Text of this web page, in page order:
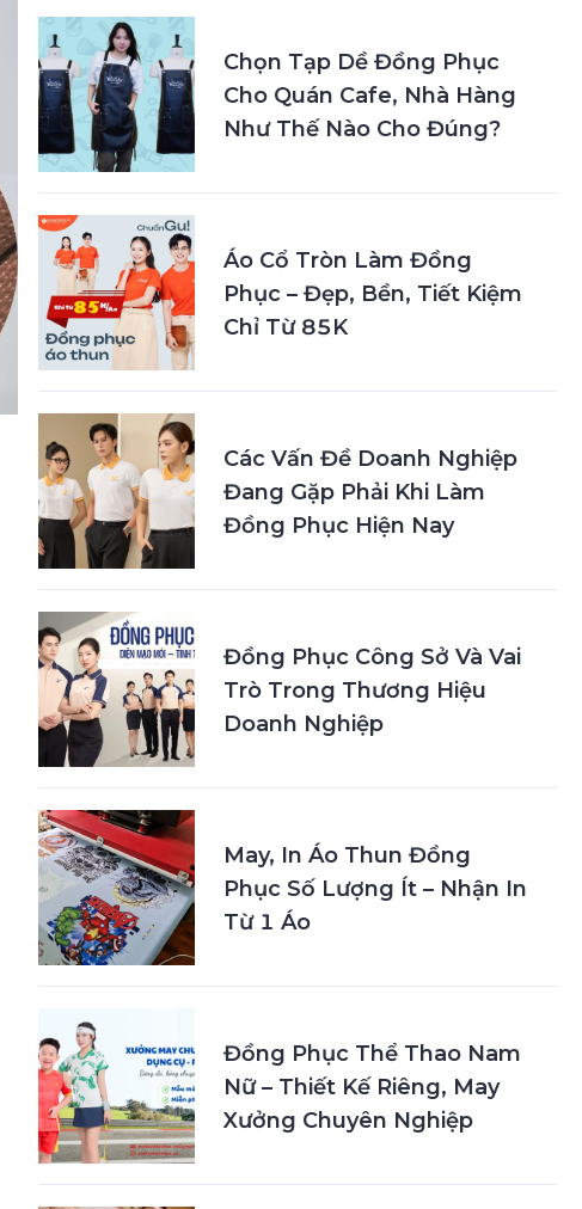
Chọn Tạp Dề Đồng Phục
Cho Quán Cafe, Nhà Hàng
Như Thế Nào Cho Đúng?
Áo Cổ Tròn Làm Đồng
Phục – Đẹp, Bền, Tiết Kiệm
Chỉ Từ 85K
Các Vấn Đề Doanh Nghiệp
Đang Gặp Phải Khi Làm
Đồng Phục Hiện Nay
Đồng Phục Công Sở Và Vai
Trò Trong Thương Hiệu
Doanh Nghiệp
May, In Áo Thun Đồng
Phục Số Lượng Ít – Nhận In
Từ 1 Áo
Đồng Phục Thể Thao Nam
Nữ – Thiết Kế Riêng, May
Xưởng Chuyên Nghiệp